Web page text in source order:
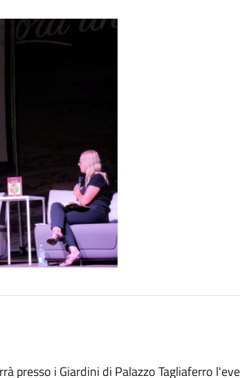
presso i Giardini di Palazzo Tagliaferro